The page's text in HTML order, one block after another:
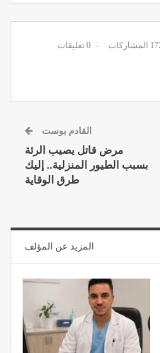
0 تعليقات
القادم بوست
مرض قاتل يصيب الرئة
بسبب الطيور المنزلية.. إليك
طرق الوقاية
المزيد عن المؤلف